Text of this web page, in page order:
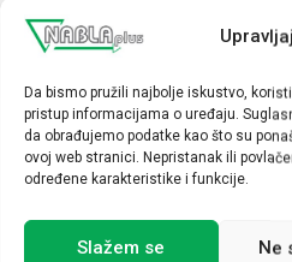
Da bismo pružili najbolje iskustvo,
pristup informacijama o uređaju.
da obrađujemo podatke kao što su
ovoj web stranici. Nepristanak ili
određene karakteristike i funkcije.
Slažem se Ne